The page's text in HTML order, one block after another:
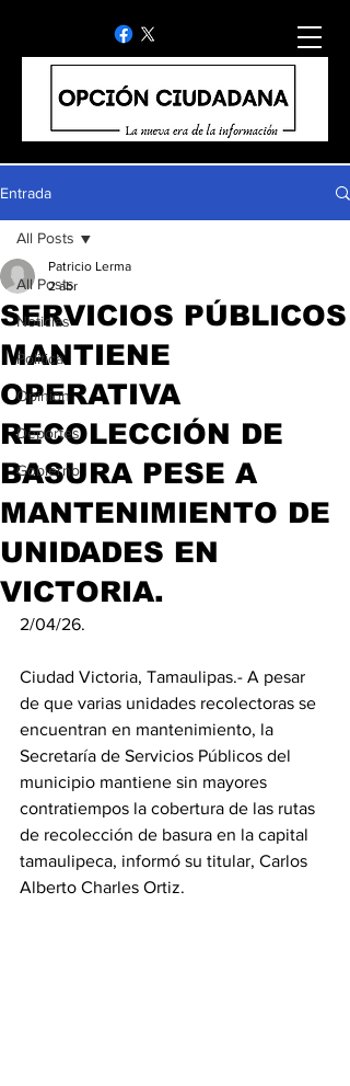
Entrada
All Posts
Noticias
Politica
Opinion
Deportes
Gobierno
All Posts
SERVICIOS PÚBLICOS
MANTIENE
OPERATIVA
RECOLECCIÓN DE
BASURA PESE A
MANTENIMIENTO DE
UNIDADES EN
VICTORIA.
Patricio Lerma
2 abr
2/04/26.
Ciudad Victoria, Tamaulipas.- A pesar
de que varias unidades recolectoras se
encuentran en mantenimiento, la
Secretaría de Servicios Públicos del
municipio mantiene sin mayores
contratiempos la cobertura de las rutas
de recolección de basura en la capital
tamaulipeca, informó su titular, Carlos
Alberto Charles Ortiz.